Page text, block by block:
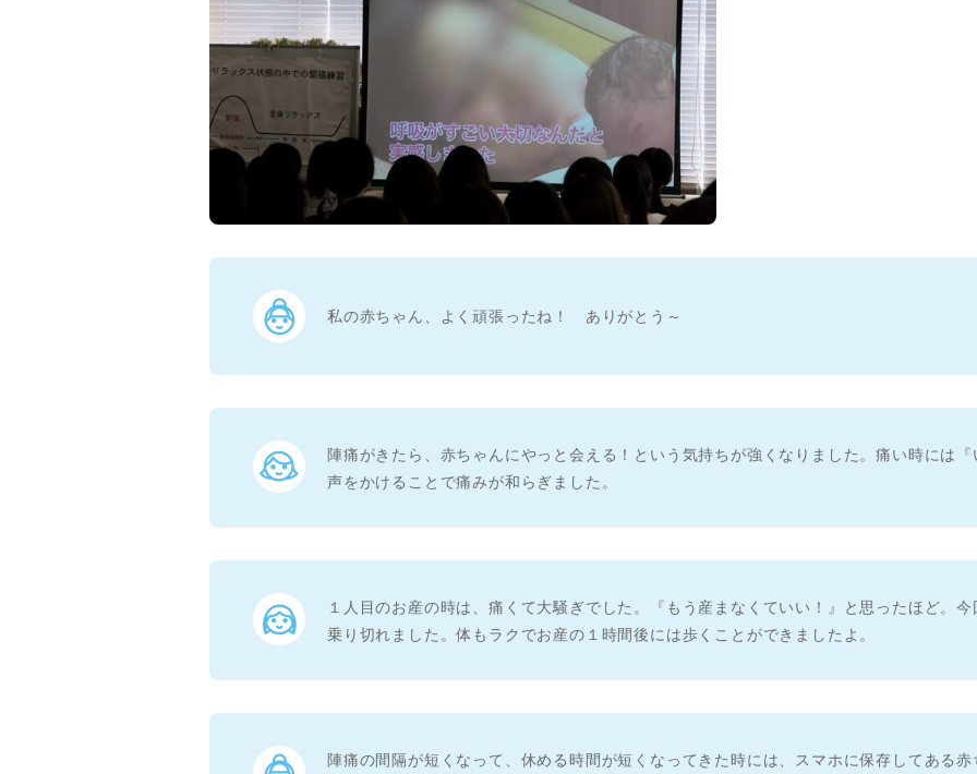
私の赤ちゃん、よく頑張ったね！ ありがとう～
陣痛がきたら、赤ちゃんにやっと会える！という気持ちが強くなりました。痛い時には
声をかけることで痛みが和らぎました。
１人目のお産の時は、痛くて大騒ぎでした。『もう産まなくていい！』と思ったほど。
乗り切れました。体もラクでお産の１時間後には歩くことができましたよ。
陣痛の間隔が短くなって、休める時間が短くなってきた時には、スマホに保存してある